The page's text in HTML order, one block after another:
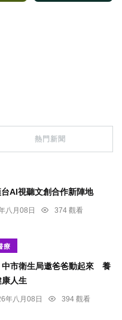
熱門新聞
AI視聽文創合作新陣地
八月08日
374 觀看
療
中市衛生局邀爸爸動起來 養
人生
年八月08日
394 觀看